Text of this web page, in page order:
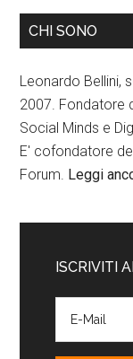
CHI SONO
Leonardo Bellini,
2007. Fondatore
Social Minds e
E' cofondatore
Forum. Leggi
ISCRIVITI